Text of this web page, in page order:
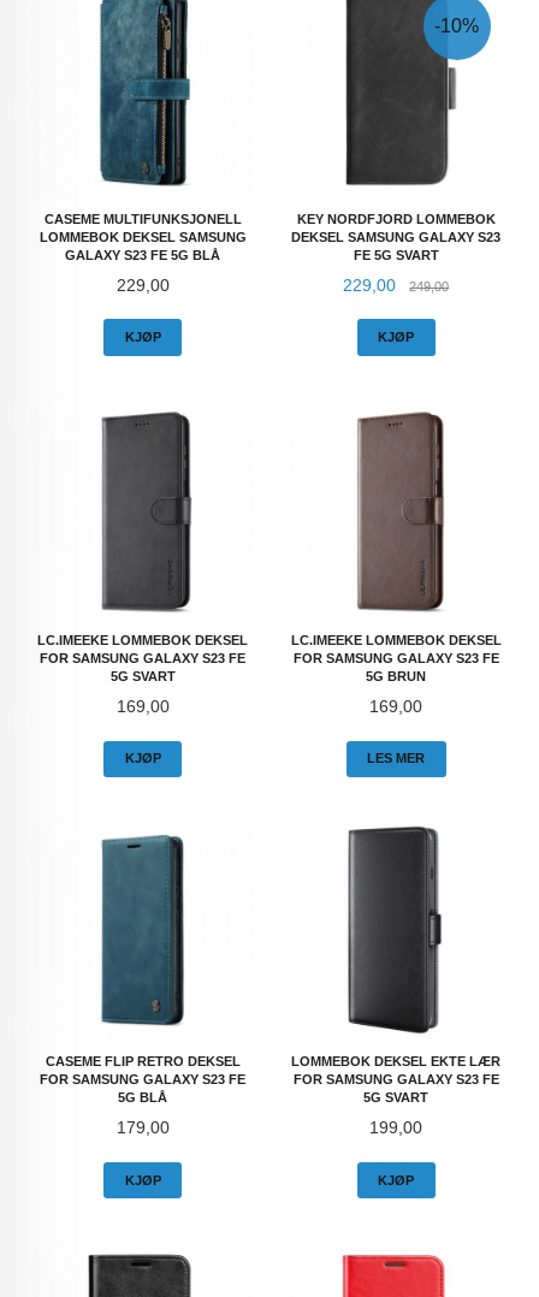
CASEME MULTIFUNKSJONELL
LOMMEBOK DEKSEL SAMSUNG
GALAXY S23 FE 5G BLÅ
Pris
229,00
KJØP
KEY NORDFJORD LOMMEBOK
DEKSEL SAMSUNG GALAXY S23
FE 5G SVART
Tilbud
229,00 249,00Rabatt
-10%
KJØP
LC.IMEEKE LOMMEBOK DEKSEL
FOR SAMSUNG GALAXY S23 FE
5G SVART
Pris
169,00
KJØP
LC.IMEEKE LOMMEBOK DEKSEL
FOR SAMSUNG GALAXY S23 FE
5G BRUN
Pris
169,00
LES MER
CASEME FLIP RETRO DEKSEL
FOR SAMSUNG GALAXY S23 FE
5G BLÅ
Pris
179,00
KJØP
LOMMEBOK DEKSEL EKTE LÆR
FOR SAMSUNG GALAXY S23 FE
5G SVART
Pris
199,00
KJØP